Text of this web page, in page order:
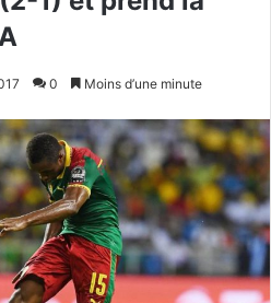
0 Moins d’une minute